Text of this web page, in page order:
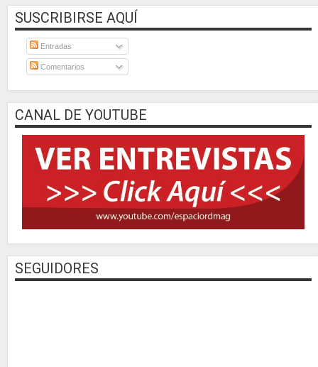
SUSCRIBIRSE AQUÍ
Entradas
Comentarios
CANAL DE YOUTUBE
SEGUIDORES